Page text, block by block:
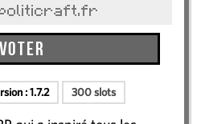
Voter
:1.7.2 300 slots